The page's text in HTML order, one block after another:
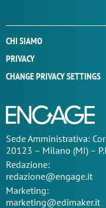
CHI SIAMO
PRIVACY
CHANGE PRIVACY SETTINGS
SedeAmministrativa:
20123 – Milano (MI) –
Redazione:
redazione@engage.it
Marketing:
marketing@edimaker.it